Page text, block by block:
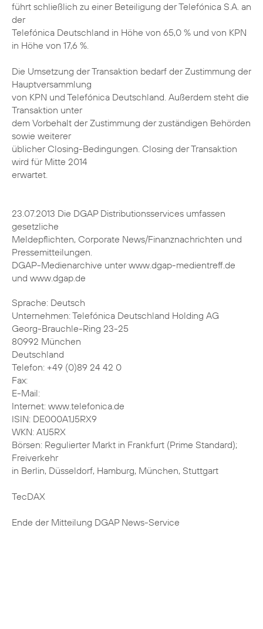
führt schließlich zu einer Beteiligung der Telefónica S.A. an
der
Telefónica Deutschland in Höhe von 65,0 % und von KPN
in Höhe von 17,6 %.
Die Umsetzung der Transaktion bedarf der Zustimmung der
Hauptversammlung
von KPN und Telefónica Deutschland. Außerdem steht die
Transaktion unter
dem Vorbehalt der Zustimmung der zuständigen Behörden
sowie weiterer
üblicher Closing-Bedingungen. Closing der Transaktion
wird für Mitte 2014
erwartet.
23.07.2013 Die DGAP Distributionsservices umfassen
gesetzliche
Meldepflichten, Corporate News/Finanznachrichten und
Pressemitteilungen.
DGAP-Medienarchive unter www.dgap-medientreff.de
und www.dgap.de
Sprache: Deutsch
Unternehmen: Telefónica Deutschland Holding AG
Georg-Brauchle-Ring 23-25
80992 München
Deutschland
Telefon: +49 (0)89 24 42 0
Fax:
E-Mail:
Internet: www.telefonica.de
ISIN: DE000A1J5RX9
WKN: A1J5RX
Börsen: Regulierter Markt in Frankfurt (Prime Standard);
Freiverkehr
in Berlin, Düsseldorf, Hamburg, München, Stuttgart
TecDAX
Ende der Mitteilung DGAP News-Service